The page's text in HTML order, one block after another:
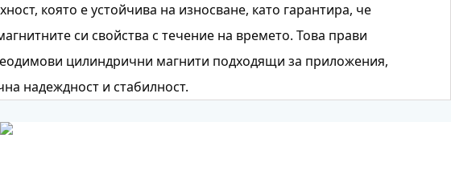
която е устойчива на износване, като гарантира, че
си свойства с течение на времето. Това прави
цилиндрични магнити подходящи за приложения,
надеждност и стабилност.